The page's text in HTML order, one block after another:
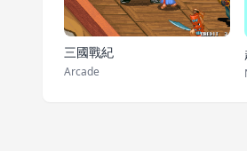
三國戰紀
Arcade